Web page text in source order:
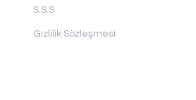
S.S.S
Gizlilik Sözleşmesi